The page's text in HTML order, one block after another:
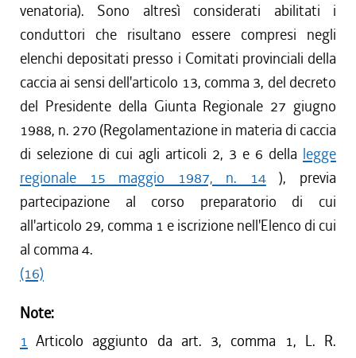
venatoria). Sono altresì considerati abilitati i
conduttori che risultano essere compresi negli
elenchi depositati presso i Comitati provinciali della
caccia ai sensi dell'articolo 13, comma 3, del decreto
del Presidente della Giunta Regionale 27 giugno
1988, n. 270 (Regolamentazione in materia di caccia
di selezione di cui agli articoli 2, 3 e 6 della legge
regionale 15 maggio 1987, n. 14), previa
partecipazione al corso preparatorio di cui
all'articolo 29, comma 1 e iscrizione nell'Elenco di cui
al comma 4.
(16)
Note:
1 Articolo aggiunto da art. 3, comma 1, L. R.